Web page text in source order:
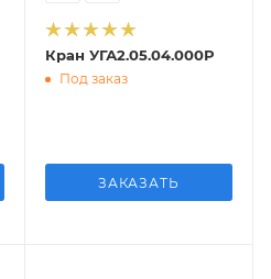
Кран УГА2.05.04.000Р
Под заказ
ЗАКАЗАТЬ